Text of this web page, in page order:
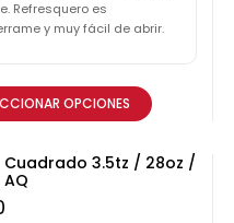
Refresquero es
y muy fácil de abrir.
OPCIONES
Cuadrado 3.5tz / 28oz /